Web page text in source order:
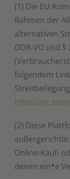
(1) Die EU-
Rahmen der
alternativen
ODR-VO und §
folgendem
https://
(2) Diese
Online-Kauf-
denen ein*e